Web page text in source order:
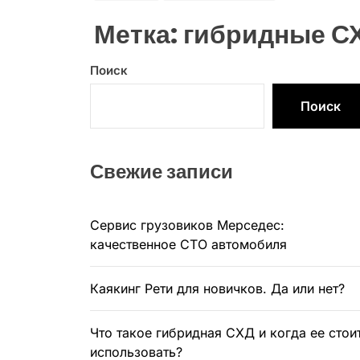
Метка: гибридные
Поиск
Поиск
Свежие записи
Сервис грузовиков Мерседес:
качественное СТО автомобиля
Каякинг Рети для новичков. Да или нет?
Что такое гибридная СХД и когда ее
использовать?